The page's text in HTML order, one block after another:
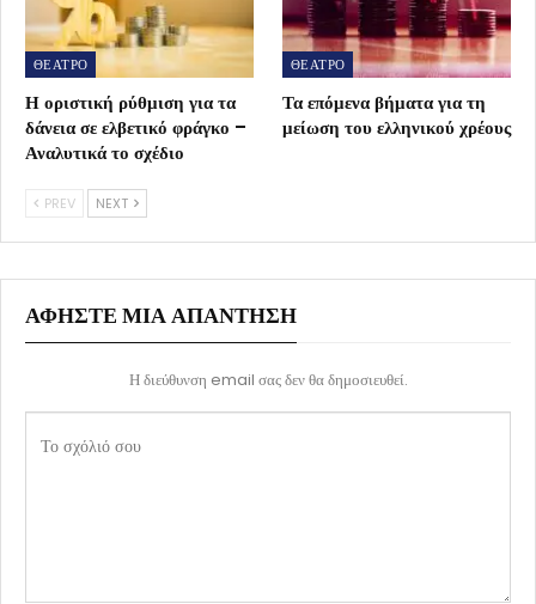
ΘΕΑΤΡΟ
Η οριστική ρύθμιση για τα
δάνεια σε ελβετικό φράγκο –
Αναλυτικά το σχέδιο
ΘΕΑΤΡΟ
Τα επόμενα βήματα για τη
μείωση του ελληνικού χρέους
PREV NEXT
ΑΦΉΣΤΕ ΜΙΑ ΑΠΆΝΤΗΣΗ
Η διεύθυνση email σας δεν θα δημοσιευθεί.